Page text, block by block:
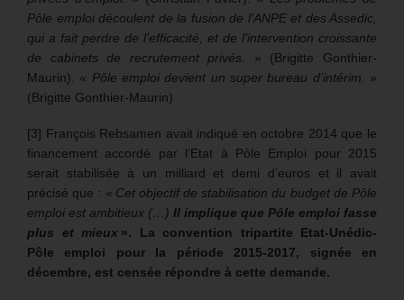
Pôle emploi découlent de la fusion de l’ANPE et des Assedic,
qui a fait perdre de l’efficacité, et de l’intervention croissante
de cabinets de recrutement privés.
» (Brigitte Gonthier-
Maurin). « Pôle emploi devient un super bureau d’intérim. »
(Brigitte Gonthier-Maurin)
[3] François Rebsamen avait indiqué en octobre 2014 que le
financement accordé par l’Etat à Pôle Emploi pour 2015
serait stabilisée à un milliard et demi d’euros et il avait
précisé que : « Cet objectif de stabilisation du budget de Pôle
emploi est ambitieux (…) Il implique que Pôle emploi fasse
plus et mieux ». La convention tripartite Etat-Unédic-
Pôle emploi pour la période 2015-2017, signée en
décembre, est censée répondre à cette demande.